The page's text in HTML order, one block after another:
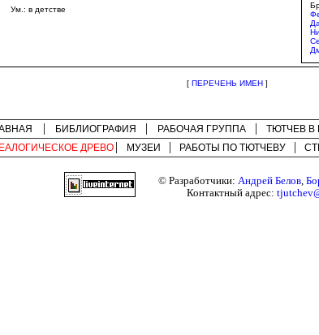
Ум.: в детстве
[ ПЕРЕЧЕНЬ ИМЕН ]
БИБЛИОГРАФИЯ РАБОЧАЯ ГРУППА ТЮТЧЕВ
ДРЕВО
МУЗЕИ РАБОТЫ ПО ТЮТЧЕВУ
© Разработчики: Андрей Белов,
Контактный адрес: